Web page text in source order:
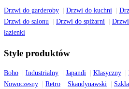
Drzwi do garderoby Drzwi do kuchni
Drzwi do salonu
Drzwi do spiżarni
łazienki
Style produktów
Boho Industrialny Japandi Klasyczny
Nowoczesny
Retro Skandynawski